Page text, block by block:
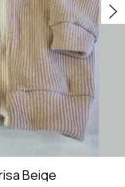
Beige